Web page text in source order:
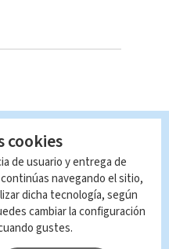
destaca unión
de oficial
cookies
de usuario y entrega de
navegando el sitio,
dicha tecnología, según
cambiar la configuración
gustes.